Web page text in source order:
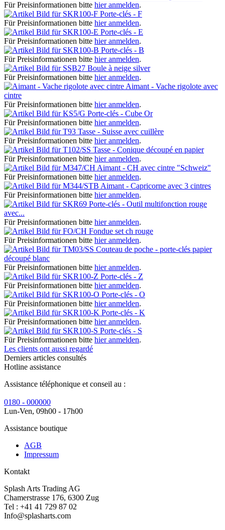
Für Preisinformationen bitte hier anmelden.
Porte-clés - F
Für Preisinformationen bitte hier anmelden.
Porte-clés - E
Für Preisinformationen bitte hier anmelden.
Porte-clés - B
Für Preisinformationen bitte hier anmelden.
Boule à neige silver
Für Preisinformationen bitte hier anmelden.
Aimant - Vache rigolote avec
cintre
Für Preisinformationen bitte hier anmelden.
Porte-clés - Cube Or
Für Preisinformationen bitte hier anmelden.
Tasse - Suisse avec cuillère
Für Preisinformationen bitte hier anmelden.
Tasse - Conique découpé en papier
Für Preisinformationen bitte hier anmelden.
Aimant - CH avec cintre "Schweiz"
Für Preisinformationen bitte hier anmelden.
Aimant - Capricorne avec 3 cintres
Für Preisinformationen bitte hier anmelden.
Porte-clés - Outil multifonction rouge
avec...
Für Preisinformationen bitte hier anmelden.
Fondue set ch rouge
Für Preisinformationen bitte hier anmelden.
Couteau de poche - porte-clés papier
découpé blanc
Für Preisinformationen bitte hier anmelden.
Porte-clés - Z
Für Preisinformationen bitte hier anmelden.
Porte-clés - O
Für Preisinformationen bitte hier anmelden.
Porte-clés - K
Für Preisinformationen bitte hier anmelden.
Porte-clés - S
Für Preisinformationen bitte hier anmelden.
Les clients ont aussi regardé
Derniers articles consultés
Hotline assistance
Assistance téléphonique et conseil au :
0180 - 000000
Lun-Ven, 09h00 - 17h00
Assistance boutique
AGB
Impressum
Kontakt
Splash Arts Trading AG
Chamerstrasse 176, 6300 Zug
Tel : +41 41 729 87 02
Info@splasharts.com